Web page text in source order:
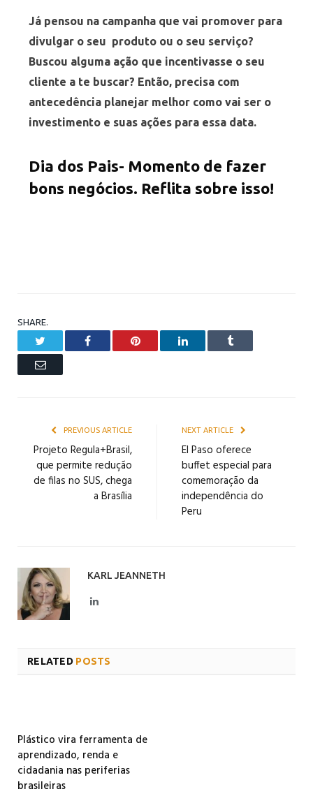
Já pensou na campanha que vai promover para
divulgar o seu produto ou o seu serviço?
Buscou alguma ação que incentivasse o seu
cliente a te buscar? Então, precisa com
antecedência planejar melhor como vai ser o
investimento e suas ações para essa data.
Dia dos Pais- Momento de fazer
bons negócios. Reflita sobre isso!
SHARE.
Facebook Pinterest LinkedIn Tumblr
Email
PREVIOUS ARTICLE
Projeto Regula+Brasil,
que permite redução
de filas no SUS, chega
a Brasília
NEXT ARTICLE
El Paso oferece
buffet especial para
comemoração da
independência do
Peru
KARL JEANNETH
LinkedIn
RELATED POSTS
Plástico vira ferramenta de
aprendizado, renda e
cidadania nas periferias
brasileiras